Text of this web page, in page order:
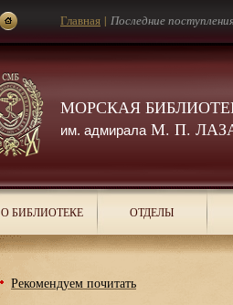
МОРСКАЯ
им. адмиралаМ. П.
Главная | Последние
О БИБЛИОТЕКЕ ОТДЕЛЫ
Рекомендуем почитать